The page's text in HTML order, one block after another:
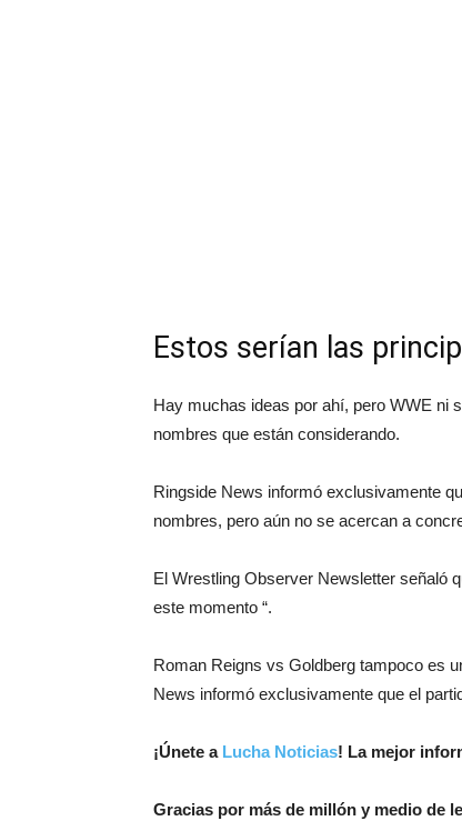
Estos serían las
Hay muchas ideas por ahí, pero WWE ni
nombres que están considerando.
Ringside News informó exclusivamente
nombres, pero aún no se acercan a
El Wrestling Observer Newsletter señaló
este momento “.
Roman Reigns vs Goldberg tampoco es
News informó exclusivamente que el
¡Únete a Lucha Noticias! La mejor
Gracias por más de millón y medio de